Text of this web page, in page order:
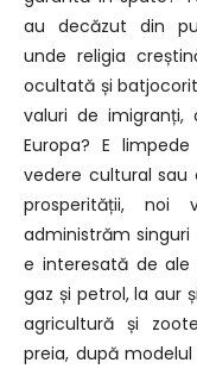
au decăzut din
unde religia
ocultată și
valuri de
Europa? E limpede
vedere cultural sau
prosperității,noi
administrăm
e interesată de ale
gaz și petrol, la aur
agricultură și
preia, după